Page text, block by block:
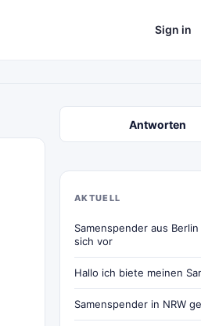
Sign in
Antworten
AKTUELL
Samenspender aus
sich vor
Hallo ich biete meinen
Samenspender in NRW